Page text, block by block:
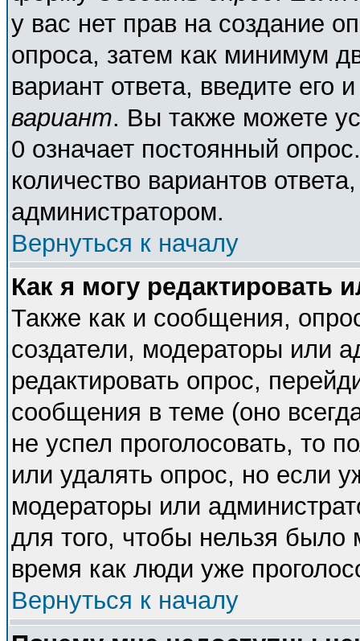
у вас нет прав на создание
опроса, затем как минимум
вариант ответа, введите его
вариант. Вы также можете
0 означает постоянный
количество вариантов
администратором.
Вернуться к началу
Как я могу редактировать
Также как и сообщения,
создатели, модераторы или
редактировать опрос,
сообщения в теме (оно
не успел проголосовать, то
или удалять опрос, но если
модераторы или
для того, чтобы нельзя было
время как люди уже
Вернуться к началу